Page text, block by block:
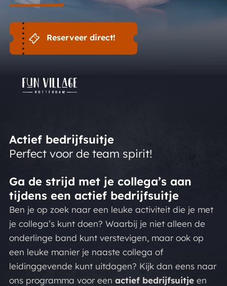
Reserveer direct!
Actief bedrijfsuitje
Perfect voor de team spirit!
Ga de strijd met je collega’s aan
tijdens een actief bedrijfsuitje
Ben je op zoek naar een leuke activiteit die je met
je collega’s kunt doen? Waarbij je niet alleen de
onderlinge band kunt verstevigen, maar ook op
een leuke manier je naaste collega of
leidinggevende kunt uitdagen? Kijk dan eens naar
ons programma voor een actief bedrijfsuitje en